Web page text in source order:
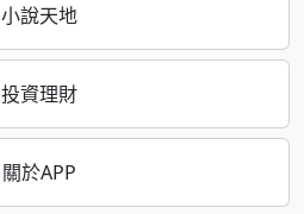
小說天地
投資理財
關於APP